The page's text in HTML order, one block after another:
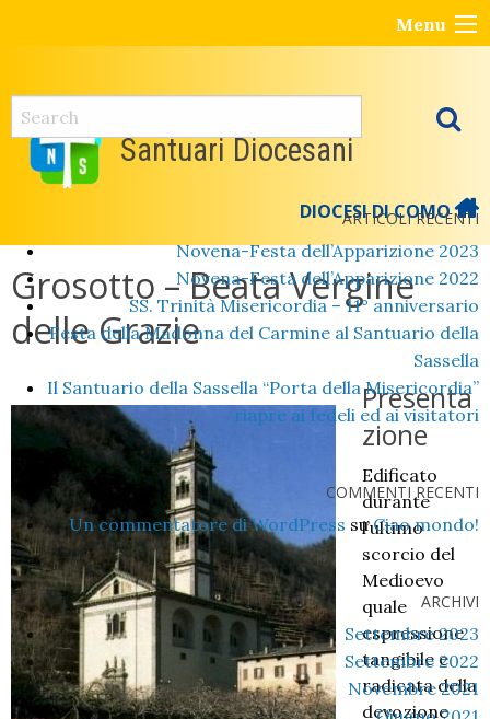
Menu
ARTICOLI RECENTI
Novena-Festa dell’Apparizione 2023
Novena-Festa dell’Apparizione 2022
SS. Trinità Misericordia – 11° anniversario
Festa della Madonna del Carmine al Santuario della
Sassella
Il Santuario della Sassella “Porta della Misericordia”
riapre ai fedeli ed ai visitatori
COMMENTI RECENTI
Un commentatore di WordPress suCiao mondo!
ARCHIVI
Settembre 2023
Settembre 2022
Novembre 2021
Santuari Diocesani
DIOCESI DI COMO
Grosotto – Beata Vergine
delle Grazie
Presenta
zione
Edificato
durante
l’ultimo
scorcio del
Medioevo
quale
espressione
tangibile e
radicata della
devozione